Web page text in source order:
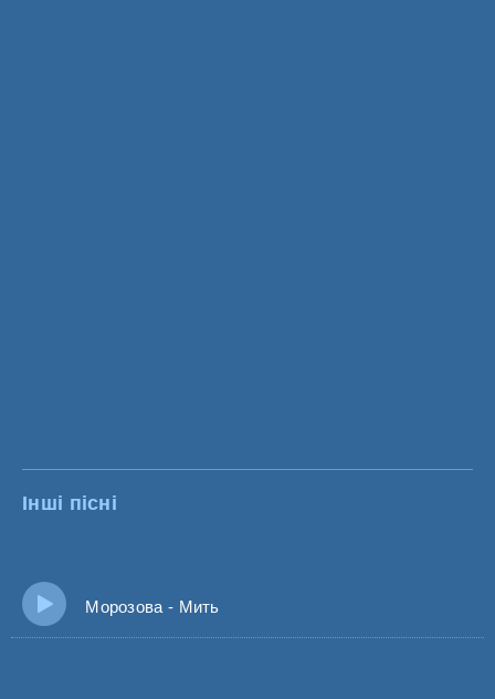
Інші пісні
Морозова - Мить